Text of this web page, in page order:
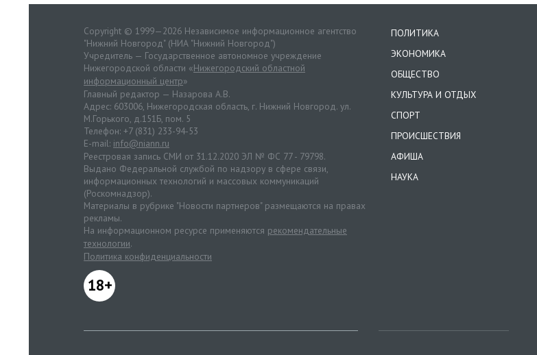
Copyright © 1999—2026 Независимое информационное агентство
"Нижний Новгород" (НИА "Нижний Новгород")
Учредитель — Государственное автономное учреждение
Нижегородской области «Нижегородский областной
информационный центр»
Главный редактор — Назарова А.В.
Адрес: 603006, Нижегородская область, г. Нижний Новгород. ул.
М.Горького, д.151Б, пом. 5
Телефон: +7 (831) 233-94-53
E-mail: info@niann.ru
Реестровая запись СМИ от 31.12.2020 ЭЛ № ФС 77 - 79798.
Выдано Федеральной службой по надзору в сфере связи,
информационных технологий и массовых коммуникаций
(Роскомнадзор).
Материалы в рубрике "Новости партнеров" размещаются на правах
рекламы.
На информационном ресурсе применяются рекомендательные
технологии.
Политика конфиденциальности
18+
ПОЛИТИКА
ЭКОНОМИКА
ОБЩЕСТВО
КУЛЬТУРА И ОТДЫХ
СПОРТ
ПРОИСШЕСТВИЯ
АФИША
НАУКА